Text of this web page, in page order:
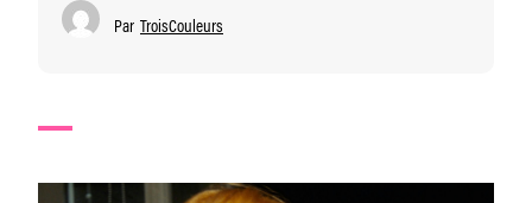
Par TroisCouleurs